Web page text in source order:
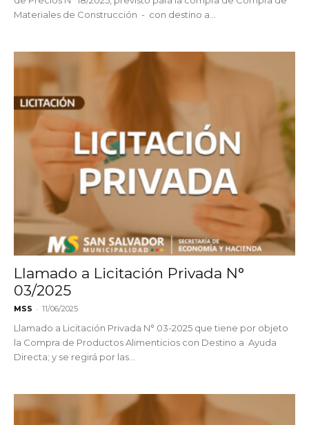
Materiales de Construcción - con destino a...
Llamado a Licitación Privada N°
03/2025
MSS - 11/06/2025
Llamado a Licitación Privada N° 03-2025 que tiene por objeto
la Compra de Productos Alimenticios con Destino a Ayuda
Directa; y se regirá por las...